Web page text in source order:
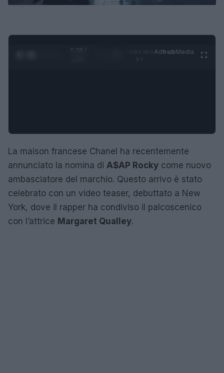
0:29 /
AdhubMedia
La maison francese Chanel ha recentemente
annunciato la nomina di A$AP Rocky come nuovo
ambasciatore del marchio. Questo arrivo è stato
celebrato con un video teaser, debuttato a New
York, dove il rapper ha condiviso il palcoscenico
con l’attrice Margaret Qualley.